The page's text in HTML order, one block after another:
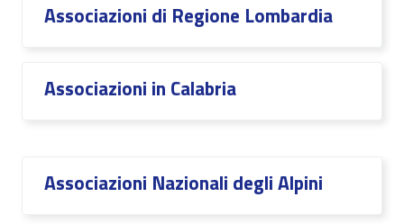
Associazioni di Regione Lombardia
Associazioni in Calabria
Associazioni Nazionali degli Alpini